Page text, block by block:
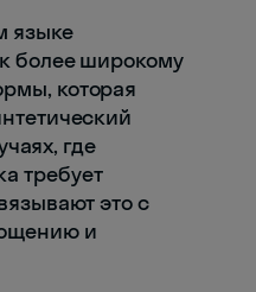
языке
более широкому
которая
где
требует
это с
и